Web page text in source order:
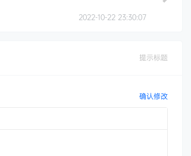
2022-10-22 23:30:07
提示标题
确认修改